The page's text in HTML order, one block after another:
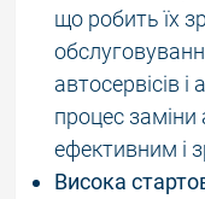
що робить їх
автосервісів
процес
ефективним і
Висока